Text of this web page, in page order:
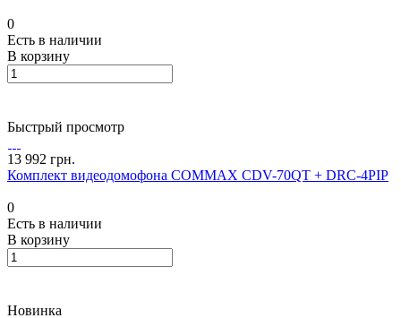
0
Есть в наличии
В корзину
Быстрый просмотр
13 992 грн.
Комплект видеодомофона COMMAX CDV-70QT + DRC-4PIP
0
Есть в наличии
В корзину
Новинка